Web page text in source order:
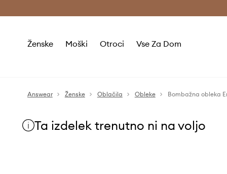
Ženske Moški Otroci Vse Za Dom
Answear Ženske Oblačila Obleke Bombažna obleka
Ta izdelek trenutno ni na voljo